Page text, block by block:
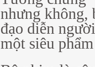
nhưng không,
đạo diễn
một siêu